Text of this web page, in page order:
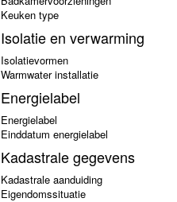
Keuken type
Isolatie en verwarming
Isolatievormen
Warmwater installatie
Energielabel
Energielabel
Einddatum energielabel
Kadastrale gegevens
Kadastrale aanduiding
Eigendomssituatie